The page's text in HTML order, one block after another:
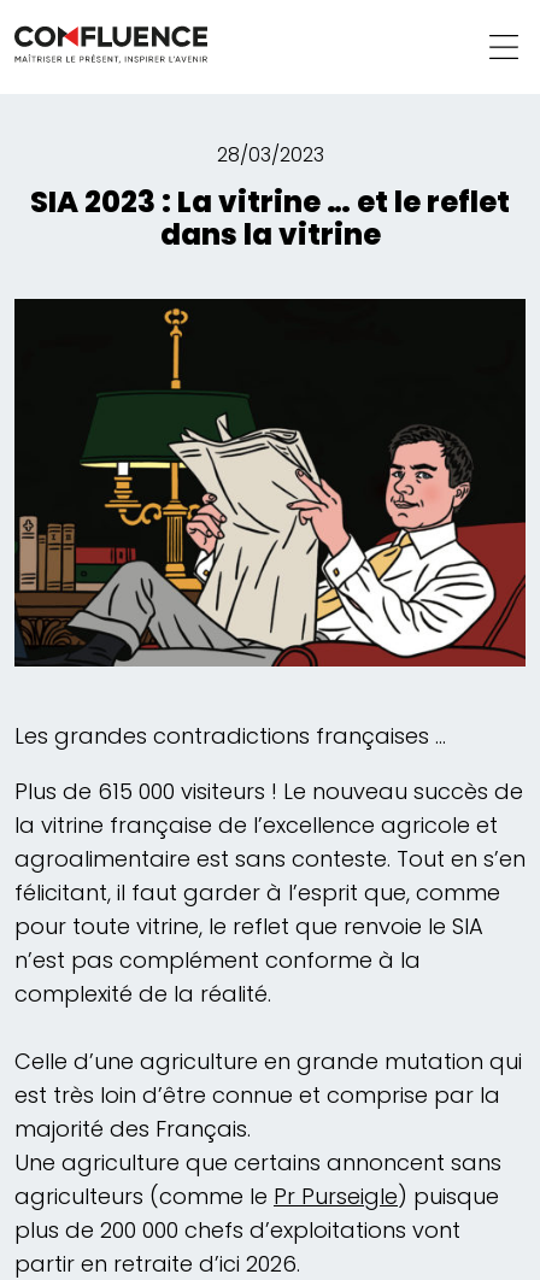
28/03/2023
SIA 2023 : La vitrine … et le reflet
dans la vitrine
Les grandes contradictions françaises …
Plus de 615 000 visiteurs ! Le nouveau succès de
la vitrine française de l’excellence agricole et
agroalimentaire est sans conteste. Tout en s’en
félicitant, il faut garder à l’esprit que, comme
pour toute vitrine, le reflet que renvoie le SIA
n’est pas complément conforme à la
complexité de la réalité.
Celle d’une agriculture en grande mutation qui
est très loin d’être connue et comprise par la
majorité des Français.
Une agriculture que certains annoncent sans
agriculteurs (comme le Pr Purseigle) puisque
plus de 200 000 chefs d’exploitations vont
partir en retraite d’ici 2026.